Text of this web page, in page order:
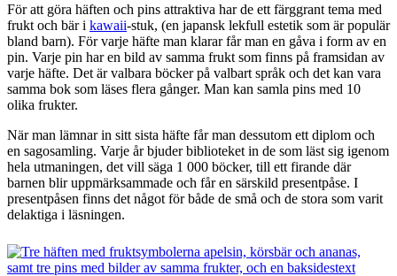
För att göra häften och pins attraktiva har de ett färggrant tema med
frukt och bär i kawaii-stuk, (en japansk lekfull estetik som är populär
bland barn). För varje häfte man klarar får man en gåva i form av en
pin. Varje pin har en bild av samma frukt som finns på framsidan av
varje häfte. Det är valbara böcker på valbart språk och det kan vara
samma bok som läses flera gånger. Man kan samla pins med 10
olika frukter.
När man lämnar in sitt sista häfte får man dessutom ett diplom och
en sagosamling. Varje år bjuder biblioteket in de som läst sig igenom
hela utmaningen, det vill säga 1 000 böcker, till ett firande där
barnen blir uppmärksammade och får en särskild presentpåse. I
presentpåsen finns det något för både de små och de stora som varit
delaktiga i läsningen.